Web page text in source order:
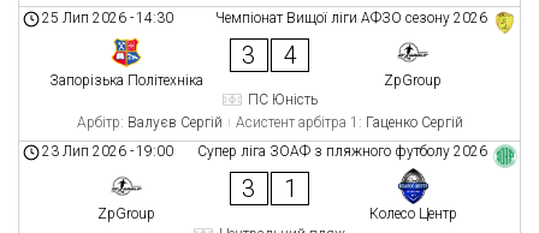
Чемпіонат Вищої ліги АФЗО сезону 2026
25 Лип 2026 -14:30
Запорізька Політехніка
3 4
ZpGroup
ПС Юність
Арбітр: Валуєв Сергій Асистент арбітра 1: Гаценко Сергій
Супер ліга ЗОАФ з пляжного футболу 2026
23 Лип 2026 -19:00
ZpGroup
3 1
Колесо Центр